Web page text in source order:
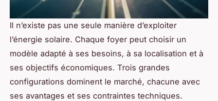
Il n’existe pas une seule manière d’exploiter
l’énergie solaire. Chaque foyer peut choisir un
modèle adapté à ses besoins, à sa localisation et à
ses objectifs économiques. Trois grandes
configurations dominent le marché, chacune avec
ses avantages et ses contraintes techniques.